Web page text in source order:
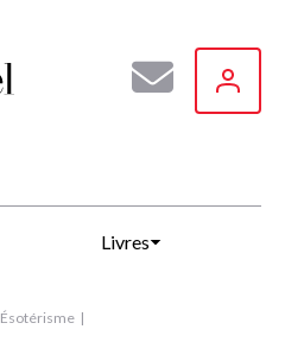
Livres
Ésotérisme